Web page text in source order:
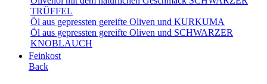
TRÜFFEL
Öl aus gepressten gereifte Oliven und KURKUMA
Öl aus gepressten gereifte Oliven und SCHWARZER
KNOBLAUCH
Feinkost
Back